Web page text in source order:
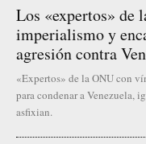
Los «expertos» de
imperialismo y
agresión contra
«Expertos» de la ONU con
para condenar a Venezuela,
asfixian.